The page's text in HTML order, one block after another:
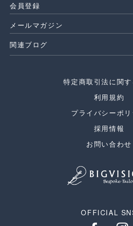
会員登録
メールマガジン
関連ブログ
特定商取引法に関
利用規約
プライバシーポリ
採用情報
お問い合わせ
OFFICIAL